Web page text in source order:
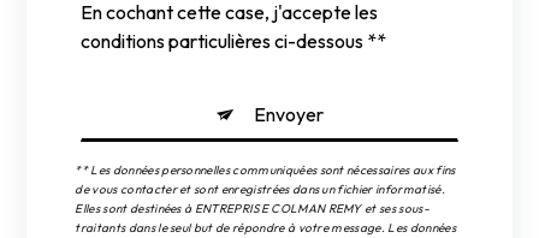
En cochant cette case, j'accepte les
conditions particulières ci-dessous **
Envoyer
** Les données personnelles communiquées sont nécessaires aux fins
de vous contacter et sont enregistrées dans un fichier informatisé.
Elles sont destinées à ENTREPRISE COLMAN REMY et ses sous-
traitants dans le seul but de répondre à votre message. Les données